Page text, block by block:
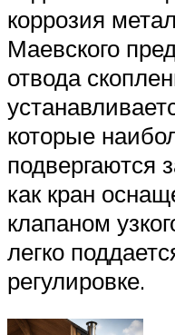
коррозия
Маевского
отвода
которые
подвергаются
как кран
клапаном
легко
регулировке.